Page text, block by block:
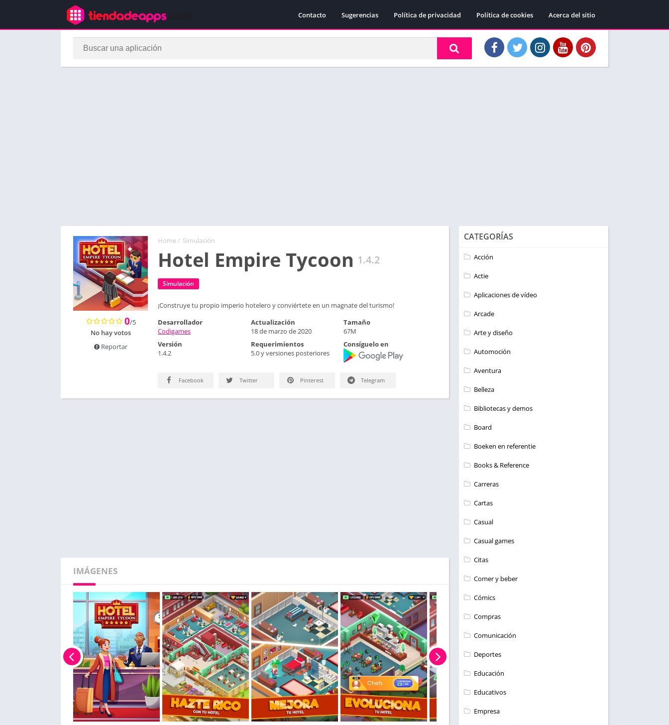
Contacto Sugerencias Política de privacidad Política de cookies Acerca del sitio
Home/ Simulación
Hotel Empire Tycoon 1.4.2
Simulación
¡Construye tu propio imperio hotelero y conviértete en un magnate del turismo!
0/5
No hay votos
Reportar
Desarrollador
Codigames
Actualización
18 de marzo de 2020
Tamaño
67M
Versión
1.4.2
Requerimientos
5.0 y versiones posteriores
Consíguelo en
Facebook Twitter Pinterest Telegram
IMÁGENES
CATEGORÍAS
Acción
Actie
Aplicaciones de vídeo
Arcade
Arte y diseño
Automoción
Aventura
Belleza
Bibliotecas y demos
Board
Boeken en referentie
Books & Reference
Carreras
Cartas
Casual
Casual games
Citas
Comer y beber
Cómics
Compras
Comunicación
Deportes
Educación
Educativos
Empresa